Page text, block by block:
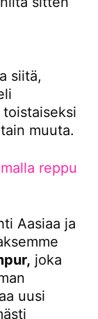
siitä,
muuta.
reppu
Aasiaa ja
joka
uusi